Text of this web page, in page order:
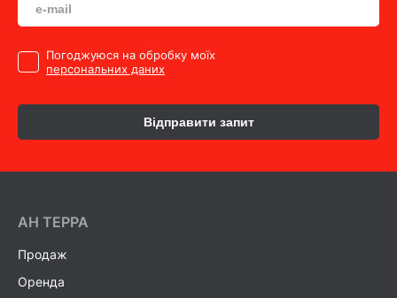
Погоджуюся на обробку моїх
персональних даних
Відправити запит
AH ТEPPA
Продаж
Оренда